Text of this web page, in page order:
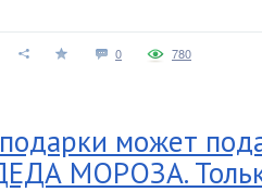
0 780
может
МОРОЗА.